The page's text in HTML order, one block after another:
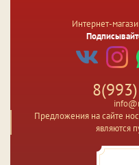
Интернет-
Предложения на сайте
являются